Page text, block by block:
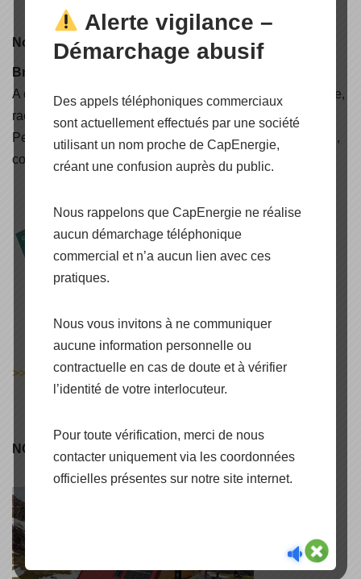
Nouveauté
Brochure CAPENERGIE 2025
A découvrir, nos nouvelles solutions d'électrification rurale,
raccordées réseaux, autoconsommation avec stockage,
Peak Shaving & Back-Up, Air Solaire, lampadaire solaire,
container énergétique, carport et pergola solaire (..)
>> DECOUVRIR
NOS RÉFÉRENCES
Alerte vigilance –
Démarchage abusif
Des appels téléphoniques commerciaux
sont actuellement effectués par une société
utilisant un nom proche de CapEnergie,
créant une confusion auprès du public.
Nous rappelons que CapEnergie ne réalise
aucun démarchage téléphonique
commercial et n’a aucun lien avec ces
pratiques.
Nous vous invitons à ne communiquer
aucune information personnelle ou
contractuelle en cas de doute et à vérifier
l’identité de votre interlocuteur.
Pour toute vérification, merci de nous
contacter uniquement via les coordonnées
officielles présentes sur notre site internet.